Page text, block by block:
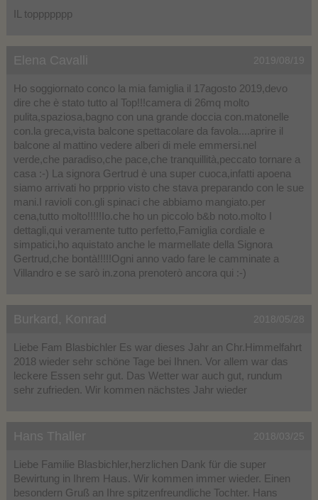
IL toppppppp
Elena Cavalli 2019/08/19
Ho soggiornato conco la mia famiglia il 17agosto 2019,devo
dire che è stato tutto al Top!!!camera di 26mq molto
pulita,spaziosa,bagno con una grande doccia con.matonelle
con.la greca,vista balcone spettacolare da favola....aprire il
balcone al mattino vedere alberi di mele emmersi.nel
verde,che paradiso,che pace,che tranquillità,peccato tornare a
casa :-) La signora Gertrud è una super cuoca,infatti apoena
siamo arrivati ho prpprio visto che stava preparando con le sue
mani.I ravioli con.gli spinaci che abbiamo mangiato.per
cena,tutto molto!!!!!Io.che ho un piccolo b&b noto.molto I
dettagli,qui veramente tutto perfetto,Famiglia cordiale e
simpatici,ho aquistato anche le marmellate della Signora
Gertrud,che bontà!!!!!Ogni anno vado fare le camminate a
Villandro e se sarò in.zona prenoterò ancora qui :-)
Burkard, Konrad 2018/05/28
Liebe Fam Blasbichler Es war dieses Jahr an Chr.Himmelfahrt
2018 wieder sehr schöne Tage bei Ihnen. Vor allem war das
leckere Essen sehr gut. Das Wetter war auch gut, rundum
sehr zufrieden. Wir kommen nächstes Jahr wieder
Hans Thaller 2018/03/25
Liebe Familie Blasbichler,herzlichen Dank für die super
Bewirtung in Ihrem Haus. Wir kommen immer wieder. Einen
besondern Gruß an Ihre spitzenfreundliche Tochter. Hans